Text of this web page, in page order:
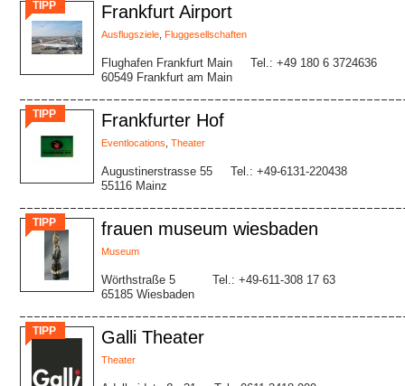
TIPP Frankfurt Airport
Ausflugsziele Fluggesellschaften
Flughafen Frankfurt Main
60549 Frankfurt am Main
Tel.: +49 180 6 3724636
TIPP Frankfurter Hof
Eventlocations Theater
Augustinerstrasse 55
55116 Mainz
Tel.: +49-6131-220438
TIPP frauen museum wiesbaden
Museum
Wörthstraße 5
65185 Wiesbaden
Tel.: +49-611-308 17 63
TIPP Galli Theater
Theater